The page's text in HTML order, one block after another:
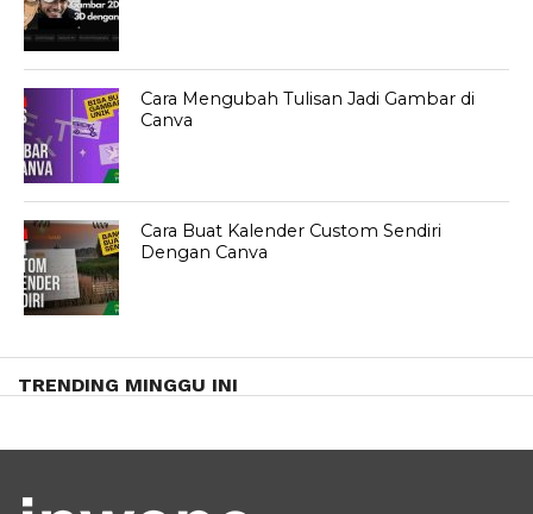
Cara Mengubah Tulisan Jadi Gambar di
Canva
Cara Buat Kalender Custom Sendiri
Dengan Canva
TRENDING MINGGU INI